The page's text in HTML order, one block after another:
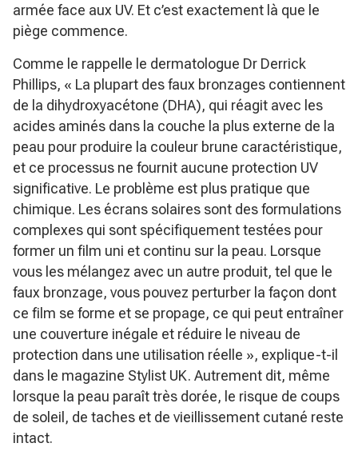
armée face aux UV. Et c’est exactement là que le
piège commence.
Comme le rappelle le dermatologue Dr Derrick
Phillips, « La plupart des faux bronzages contiennent
de la dihydroxyacétone (DHA), qui réagit avec les
acides aminés dans la couche la plus externe de la
peau pour produire la couleur brune caractéristique,
et ce processus ne fournit aucune protection UV
significative. Le problème est plus pratique que
chimique. Les écrans solaires sont des formulations
complexes qui sont spécifiquement testées pour
former un film uni et continu sur la peau. Lorsque
vous les mélangez avec un autre produit, tel que le
faux bronzage, vous pouvez perturber la façon dont
ce film se forme et se propage, ce qui peut entraîner
une couverture inégale et réduire le niveau de
protection dans une utilisation réelle », explique-t-il
dans le magazine Stylist UK. Autrement dit, même
lorsque la peau paraît très dorée, le risque de coups
de soleil, de taches et de vieillissement cutané reste
intact.